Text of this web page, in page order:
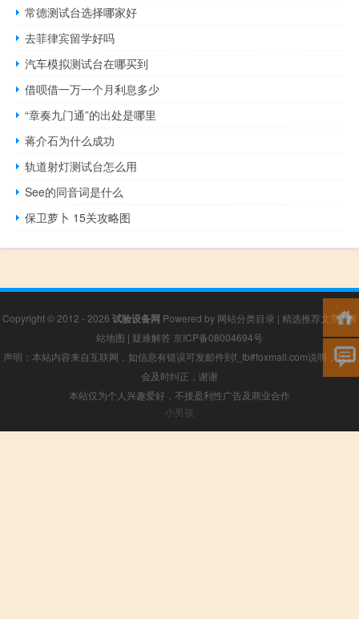
常德测试台选择哪家好
去菲律宾留学好吗
汽车模拟测试台在哪买到
借呗借一万一个月利息多少
“章奏九门通”的出处是哪里
蒋介石为什么成功
轨道射灯测试台怎么用
See的同音词是什么
保卫萝卜 15关攻略图
Copyright © 2012 - 2026 试验设备网 Powered by 网站分类目录 | 精选推荐文章|网
站地图 | 疑难解答 京ICP备08004694号
声明：本站内容来自互联网，如信息有错误可发邮件到f_fb#foxmail.com说明，我们
会及时纠正，谢谢
本站仅为个人兴趣爱好，不接盈利性广告及商业合作
小男孩